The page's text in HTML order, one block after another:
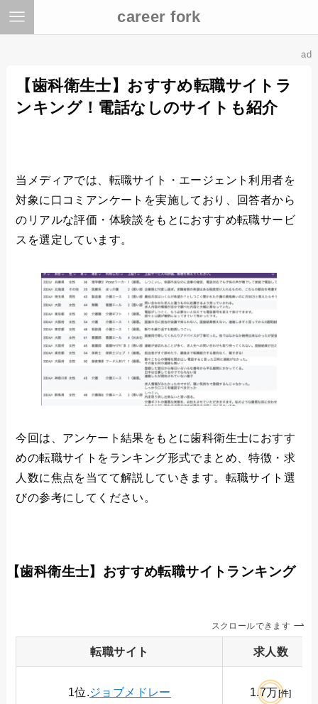
career fork
ad
【歯科衛生士】おすすめ転職サイトラ
ンキング！電話なしのサイトも紹介
当メディアでは、転職サイト・エージェント利用者を
対象に口コミアンケートを実施しており、回答者から
のリアルな評価・体験談をもとにおすすめ転職サービ
スを選定しています。
今回は、アンケート結果をもとに歯科衛生士におすす
めの転職サイトをランキング形式でまとめ、特徴・求
人数に焦点を当てて解説していきます。転職サイト選
びの参考にしてください。
【歯科衛生士】おすすめ転職サイトランキング
スクロールできます
転職サイト 求人数
1位.ジョブメドレー 1.7万[件]